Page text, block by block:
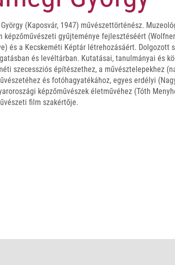
(Kaposvár, 1947) művészettörténész.
képzőművészeti gyűjteménye fejlesztéséért
és a Kecskeméti Képtár létrehozásáért. Dolgozott
és levéltárban. Kutatásai, tanulmányai és
szecessziós építészethez, a művésztelepekhez
és fotóhagyatékához, egyes erdélyi
képzőművészek életművéhez (Tóth
film szakértője.